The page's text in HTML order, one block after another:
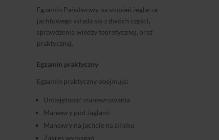
Egzamin Państwowy na stopień żeglarza
jachtowego składa się z dwóch części,
sprawdzenia wiedzy teoretycznej, oraz
praktycznej.
Egzamin praktyczny
Egzamin praktyczny obejmuje:
Umiejętność manewrowania
Manewry pod żaglami
Manewry na jachcie na silniku
Zakres wymagań